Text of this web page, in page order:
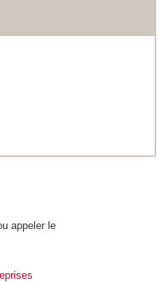
appeler le